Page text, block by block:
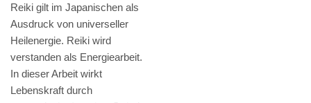
Reiki gilt im Japanischen als
Ausdruck von universeller
Heilenergie. Reiki wird
verstanden als Energiearbeit.
In dieser Arbeit wirkt
Lebenskraft durch